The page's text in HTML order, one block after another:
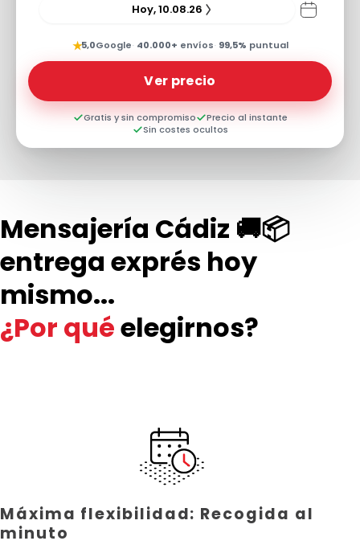
Hoy, 10.08.26
★5,0Google· 40.000+ envíos· 99,5% puntual
Ver precio
Gratis y sin compromiso
Precio al instante
Sin costes ocultos
Mensajería Cádiz 🚚📦
entrega exprés hoy
mismo...
¿Por quéelegirnos?
Máxima flexibilidad: Recogida al
minuto